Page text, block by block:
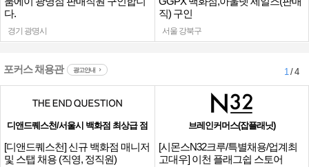
다.
경기 광명시
직) 구인
서울 강북구
포커스 채용관 광고안내 1/ 4
디앤드퀘스천/서울시 백화점 최상급 점
[디앤드퀘스천] 신규 백화점 매니저
및 스탭 채용 (직영, 정직원)
브레인커머스(잡플래닛)
[시몬스N32크루/특별채용/업계최
고대우] 이천 플래그쉽 스토어